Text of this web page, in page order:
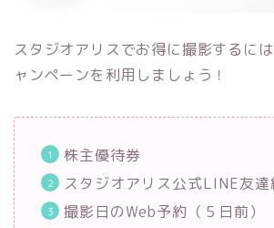
スタジオアリスでお得に撮影するに
ャンペーンを利用しましょう！
株主優待券
スタジオアリス公式LINE友
撮影日のWeb予約（５日前）